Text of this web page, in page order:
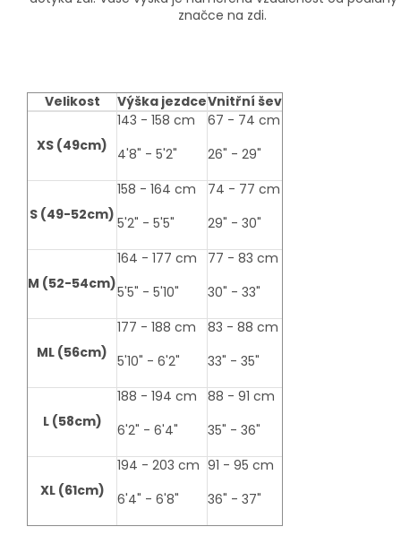
značce na zdi.
size-
table
Velikost Výška jezdceVnitřní šev
XS (49cm)
143 - 158 cm
4'8" - 5'2"
67 - 74 cm
26" - 29"
S (49-52cm)
158 - 164 cm
5'2" - 5'5"
74 - 77 cm
29" - 30"
M (52-54cm)
164 - 177 cm
5'5" - 5'10"
77 - 83 cm
30" - 33"
ML (56cm)
177 - 188 cm
5'10" - 6'2"
83 - 88 cm
33" - 35"
L (58cm)
188 - 194 cm
6'2" - 6'4"
88 - 91 cm
35" - 36"
XL (61cm)
194 - 203 cm
6'4" - 6'8"
91 - 95 cm
36" - 37"